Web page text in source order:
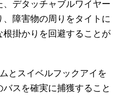
デタッチャブルワイヤー
障害物の周りをタイトに
根掛かりを回避することが
とスイベルフックアイを
スを確実に捕獲すること